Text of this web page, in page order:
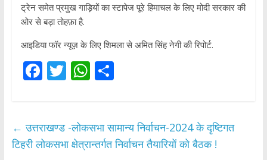
ट्रेन समेत प्रमुख गाड़ियों का स्टापेज पूरे हिमाचल के लिए मोदी सरकार की
ओर से बड़ा तोहफ़ा है.
आइडिया फॉर न्यूज़ के लिए शिमला से अमित सिंह नेगी की रिपोर्ट.
F
b
o
T
er
W
s
A
S
e
← उत्तराखण्ड -लोकसभा सामान्य निर्वाचन-2024 के दृष्टिगत
टिहरी लोकसभा क्षेत्रान्तर्गत निर्वाचन तैयारियों को बैठक !